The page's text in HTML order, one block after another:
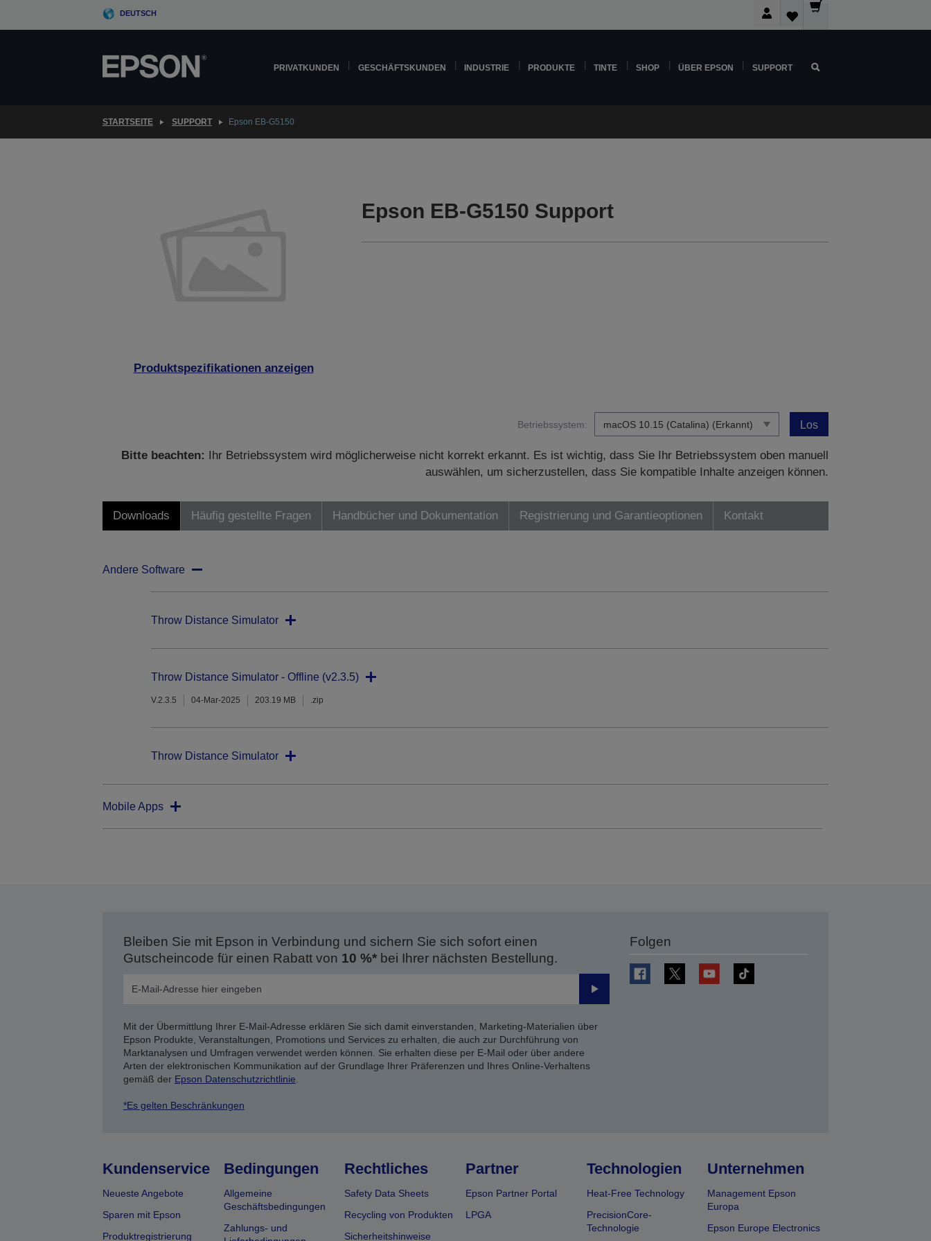
DEUTSCH
PRIVATKUNDEN GESCHÄFTSKUNDEN INDUSTRIE PRODUKTE TINTE SHOP ÜBER EPSON SUPPORT
STARTSEITE SUPPORT Epson EB-G5150
Produktspezifikationen anzeigen
Epson EB-G5150 Support
Betriebssystem: Los
Bitte beachten:
Ihr Betriebssystem wird möglicherweise nicht korrekt erkannt. Es ist wichtig, dass Sie Ihr Betriebssystem oben manuell
auswählen, um sicherzustellen, dass Sie kompatible Inhalte anzeigen können.
Downloads Häufig gestellte Fragen Handbücher und Dokumentation Registrierung und Garantieoptionen Kontakt
Andere Software
Throw Distance Simulator
Throw Distance Simulator - Offline (v2.3.5)
V.2.3.5 04-Mar-2025 203.19 MB .zip
Throw Distance Simulator
Mobile Apps
Bleiben Sie mit Epson in Verbindung und sichern Sie sich sofort einen
Gutscheincode für einen Rabatt von 10 %*bei Ihrer nächsten Bestellung.
Senden
Mit der Übermittlung Ihrer E-Mail-Adresse erklären Sie sich damit einverstanden, Marketing-Materialien über
Epson Produkte, Veranstaltungen, Promotions und Services zu erhalten, die auch zur Durchführung von
Marktanalysen und Umfragen verwendet werden können. Sie erhalten diese per E-Mail oder über andere
Arten der elektronischen Kommunikation auf der Grundlage Ihrer Präferenzen und Ihres Online-Verhaltens
gemäß der Epson Datenschutzrichtlinie.
*Es gelten Beschränkungen
Folgen
Kundenservice
Neueste Angebote
Sparen mit Epson
Produktregistrierung
Bedingungen
Allgemeine
Geschäftsbedingungen
Zahlungs- und
Rechtliches
Safety Data Sheets
Recycling von Produkten
Sicherheitshinweise
Partner
Epson Partner Portal
LPGA
Technologien
Heat-Free Technology
PrecisionCore-
Technologie
Unternehmen
Management Epson
Europa
Epson Europe Electronics